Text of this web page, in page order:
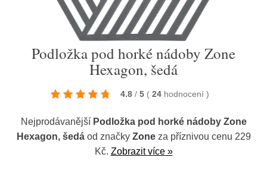
Podložka pod horké nádoby Zone
Hexagon, šedá
4.8 / 5 ( 24 hodnocení )
Nejprodávanější Podložka pod horké nádoby Zone
Hexagon, šedáod značky Zoneza příznivou cenu 229
Kč. Zobrazit více »